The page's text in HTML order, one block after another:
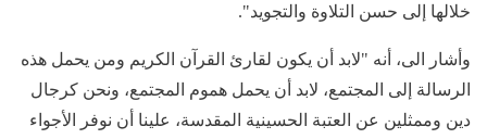
خلالها إلى حسن التلاوة والتجويد".
وأشار الى، أنه "لابد أن يكون لقارئ القرآن الكريم ومن يحمل هذه
الرسالة إلى المجتمع، لابد أن يحمل هموم المجتمع، ونحن كرجال
دين وممثلين عن العتبة الحسينية المقدسة، علينا أن نوفر الأجواء